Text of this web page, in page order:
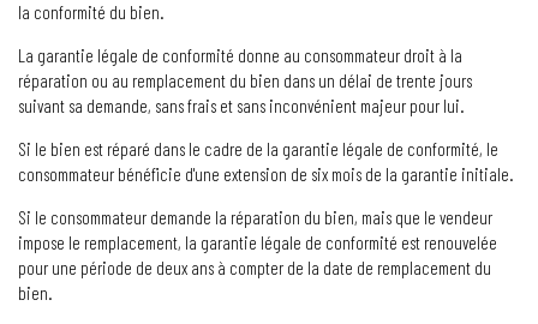
la conformité du bien.
La garantie légale de conformité donne au consommateur droit à la
réparation ou au remplacement du bien dans un délai de trente jours
suivant sa demande, sans frais et sans inconvénient majeur pour lui.
Si le bien est réparé dans le cadre de la garantie légale de conformité, le
consommateur bénéficie d'une extension de six mois de la garantie initiale.
Si le consommateur demande la réparation du bien, mais que le vendeur
impose le remplacement, la garantie légale de conformité est renouvelée
pour une période de deux ans à compter de la date de remplacement du
bien.